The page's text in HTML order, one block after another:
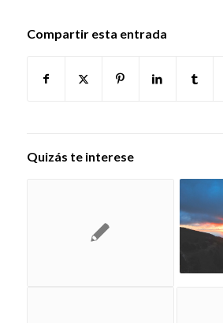
Compartir esta entrada
Quizás te interese